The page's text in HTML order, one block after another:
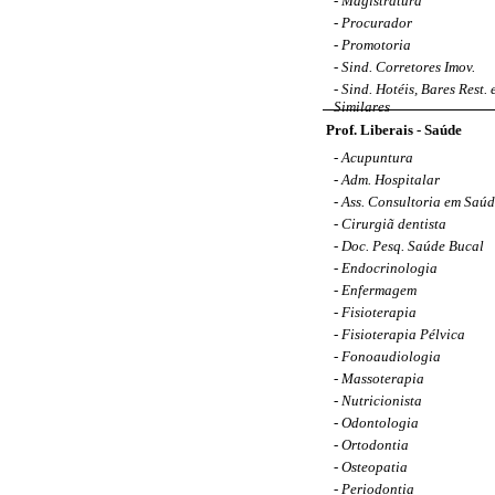
- Procurador
- Promotoria
- Sind. Corretores Imov.
- Sind. Hotéis, Bares Rest.
Similares
Prof. Liberais - Saúde
-Acupuntura
-Adm. Hospitalar
-Ass. Consultoria em
- Cirurgiã dentista
- Doc. Pesq. Saúde Bucal
- Endocrinologia
- Enfermagem
- Fisioterapia
- Fisioterapia Pélvica
- Fonoaudiologia
- Massoterapia
- Nutricionista
- Odontologia
- Ortodontia
- Osteopatia
- Periodontia